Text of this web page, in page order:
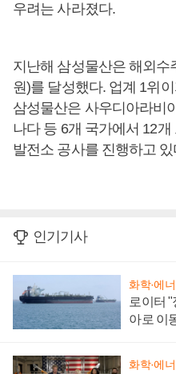
우려는 사라졌다.
지난해 삼성물산은 해외수
원)를 달성했다. 업계 1위
삼성물산은 사우디아라비
나다 등 6개 국가에서 12
발전소 공사를 진행하고 있
인기기사
화학·에
로이터
아로 이
화학·에